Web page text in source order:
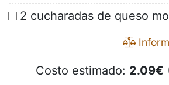
2 cucharadas de queso
Costo estimado: 2.09€